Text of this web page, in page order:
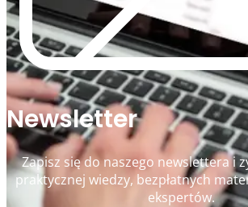
Newsletter
Zapisz się do naszego newslettera i
praktycznej wiedzy, bezpłatnych
ekspertów.